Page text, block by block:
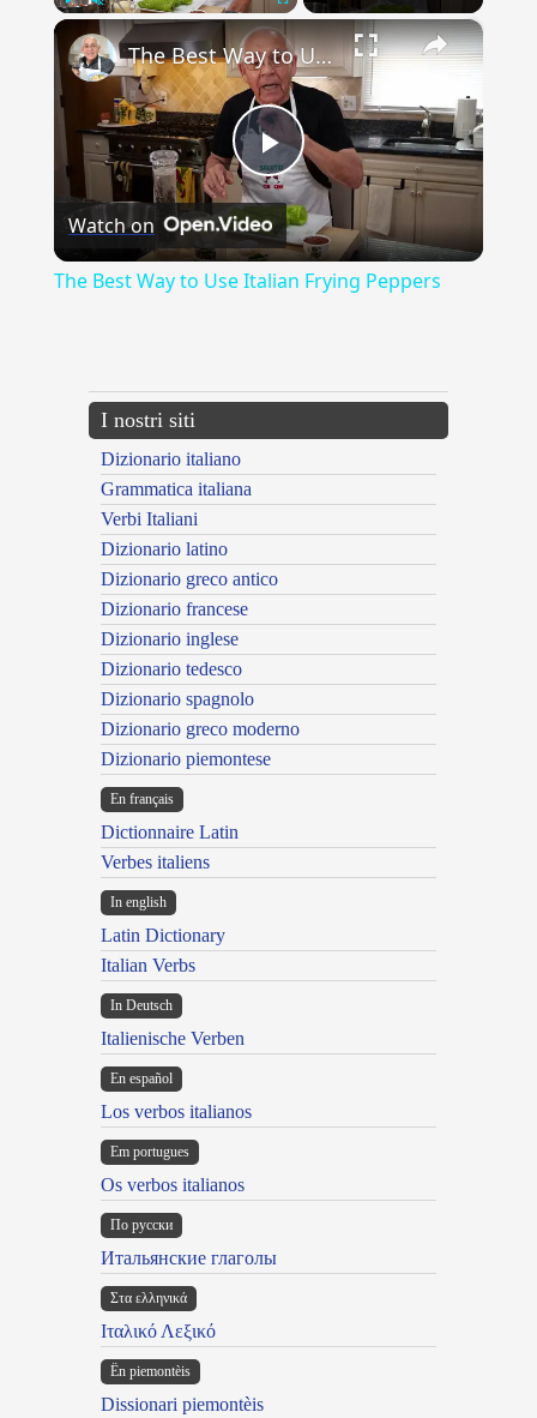
Unmute ×
Play
Video
The Best Way to Use Italian Frying Peppers
Watch on
The Best Way to Use Italian Frying Peppers
I nostri siti
Dizionario italiano
Grammatica italiana
Verbi Italiani
Dizionario latino
Dizionario greco antico
Dizionario francese
Dizionario inglese
Dizionario tedesco
Dizionario spagnolo
Dizionario greco moderno
Dizionario piemontese
En français
Dictionnaire Latin
Verbes italiens
In english
Latin Dictionary
Italian Verbs
In Deutsch
Italienische Verben
En español
Los verbos italianos
Em portugues
Os verbos italianos
По русски
Итальянские глаголы
Στα ελληνικά
Ιταλικό Λεξικό
Ën piemontèis
Dissionari piemontèis